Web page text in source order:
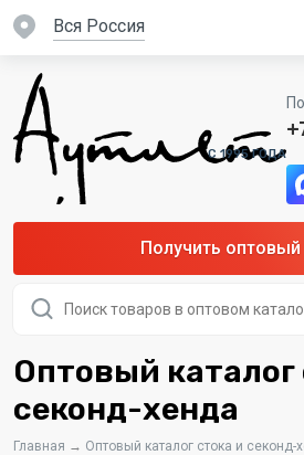
вся Россия
C 1995 ГОДА
Получить оптовый
товаров
Оптовый каталог
секонд-хенда
Главная → Оптовый каталог стока и секонд-